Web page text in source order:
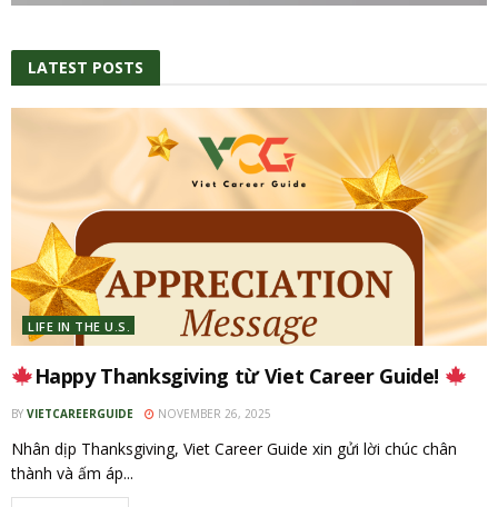
LATEST POSTS
LIFE IN THE U.S.
Happy Thanksgiving từ Viet Career Guide!
BY VIETCAREERGUIDE NOVEMBER 26, 2025
Nhân dịp Thanksgiving, Viet Career Guide xin gửi lời chúc chân
thành và ấm áp...